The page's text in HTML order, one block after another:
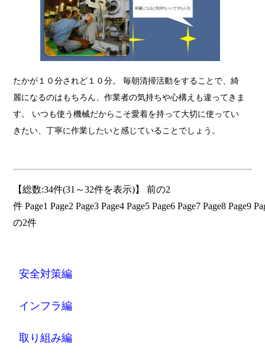
たかが１０分されど１０分。 毎朝清掃活動をすることで、綺
麗になるのはもちろん、作業者の気持ちや心構えも違ってきま
す。 いつも使う機械だからこそ愛着を持って大切に使ってい
きたい、丁寧に作業したいと感じていることでしょう。
【総数:34件(31～32件を表示)】前の2
件 Page1 Page2 Page3 Page4 Page5 Page6 Page7 Page8 Page9
の2件
安全対策編
インフラ編
取り組み編